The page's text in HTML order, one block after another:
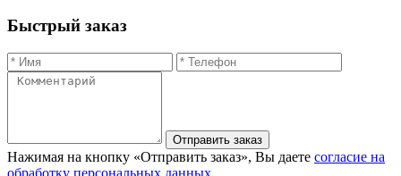
Быстрый заказ
Отправить заказ
Нажимая на кнопку «Отправить заказ», Вы даете согласие на
обработку персональных данных.